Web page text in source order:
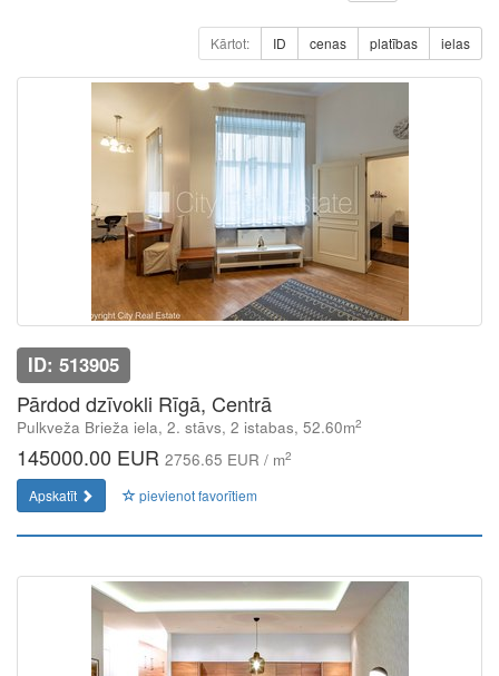
Kārtot: ID cenas platības ielas
ID: 513905
Pārdod dzīvokli Rīgā, Centrā
Pulkveža Brieža iela, 2. stāvs, 2 istabas, 52.60m2
145000.00 EUR 2756.65 EUR / m2
Apskatīt pievienot favorītiem